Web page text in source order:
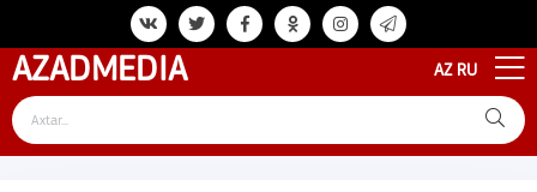
AZADMEDIA AZ RU